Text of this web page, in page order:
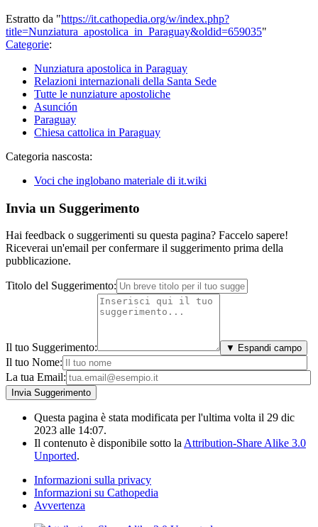
Estratto da "https://it.cathopedia.org/w/index.php?
title=Nunziatura_apostolica_in_Paraguay&oldid=659035"
Categorie:
Nunziatura apostolica in Paraguay
Relazioni internazionali della Santa Sede
Tutte le nunziature apostoliche
Asunción
Paraguay
Chiesa cattolica in Paraguay
Categoria nascosta:
Voci che inglobano materiale di it.wiki
Invia un Suggerimento
Hai feedback o suggerimenti su questa pagina? Faccelo sapere!
Riceverai un'email per confermare il suggerimento prima della
pubblicazione.
Titolo del Suggerimento:
Il tuo Suggerimento: ▼ Espandi campo
Il tuo Nome:
La tua Email:
Questa pagina è stata modificata per l'ultima volta il 29 dic
2023 alle 14:07.
Il contenuto è disponibile sotto laAttribution-Share Alike 3.0
Unported.
Informazioni sulla privacy
Informazioni su Cathopedia
Avvertenza